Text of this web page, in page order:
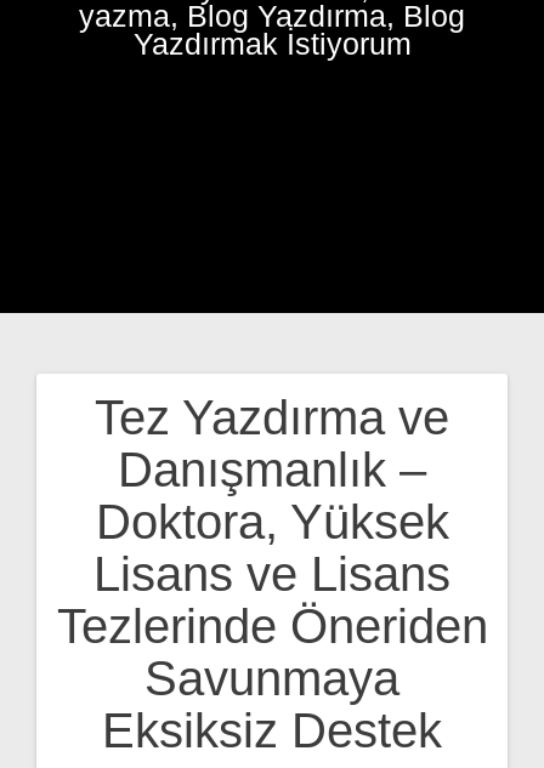
yazma, Blog Yazdırma, Blog
Yazdırmak İstiyorum
Tez Yazdırma ve
Danışmanlık –
Doktora, Yüksek
Lisans ve Lisans
Tezlerinde Öneriden
Savunmaya
Eksiksiz Destek
Yazı
gezinmesi